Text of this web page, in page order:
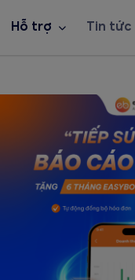
Hỗ trợ Tin tức